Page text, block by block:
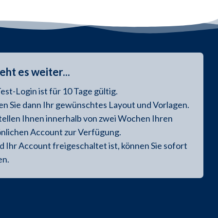
es weiter...
Login ist für 10 Tage gültig.
Sie dann Ihr gewünschtes Layout und Vorlagen.
Ihnen innerhalb von zwei Wochen Ihren
Account zur Verfügung.
Ihr Account freigeschaltet ist, können Sie sofort